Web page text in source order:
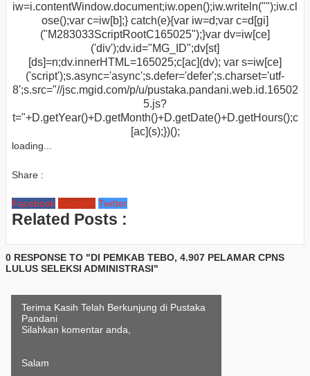
iw=i.contentWindow.document;iw.open();iw.writeln("");iw.cl
ose();var c=iw[b];} catch(e){var iw=d;var c=d[gi]
("M283033ScriptRootC165025");}var dv=iw[ce]
('div');dv.id="MG_ID";dv[st]
[ds]=n;dv.innerHTML=165025;c[ac](dv); var s=iw[ce]
('script');s.async='async';s.defer='defer';s.charset='utf-
8';s.src="//jsc.mgid.com/p/u/pustaka.pandani.web.id.16502
5.js?
t="+D.getYear()+D.getMonth()+D.getDate()+D.getHours();c
[ac](s);})();
loading...
Share :
Facebook Google+ Twitter
Related Posts :
0 RESPONSE TO "DI PEMKAB TEBO, 4.907 PELAMAR CPNS
LULUS SELEKSI ADMINISTRASI"
Terima Kasih Telah Berkunjung di Pustaka
Pandani
Silahkan komentar anda,
Salam